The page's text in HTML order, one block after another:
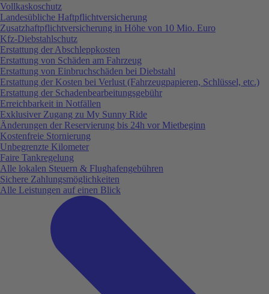
Vollkaskoschutz
Landesübliche Haftpflichtversicherung
Zusatzhaftpflichtversicherung in Höhe von 10 Mio. Euro
Kfz-Diebstahlschutz
Erstattung der Abschleppkosten
Erstattung von Schäden am Fahrzeug
Erstattung von Einbruchschäden bei Diebstahl
Erstattung der Kosten bei Verlust (Fahrzeugpapieren, Schlüssel, etc.)
Erstattung der Schadenbearbeitungsgebühr
Erreichbarkeit in Notfällen
Exklusiver Zugang zu My Sunny Ride
Änderungen der Reservierung bis 24h vor Mietbeginn
Kostenfreie Stornierung
Unbegrenzte Kilometer
Faire Tankregelung
Alle lokalen Steuern & Flughafengebühren
Sichere Zahlungsmöglichkeiten
Alle Leistungen auf einen Blick